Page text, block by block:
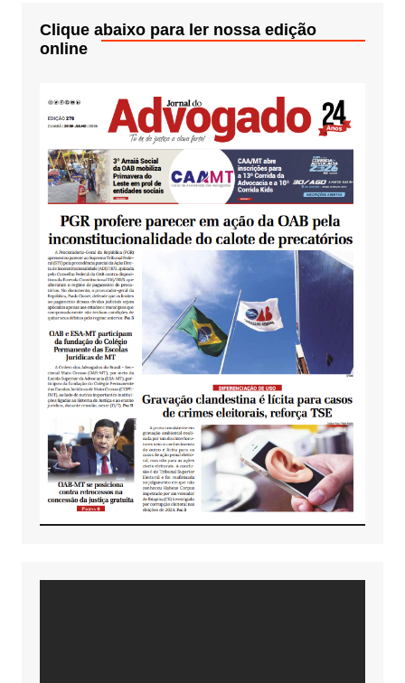
Clique abaixo para ler nossa edição
online